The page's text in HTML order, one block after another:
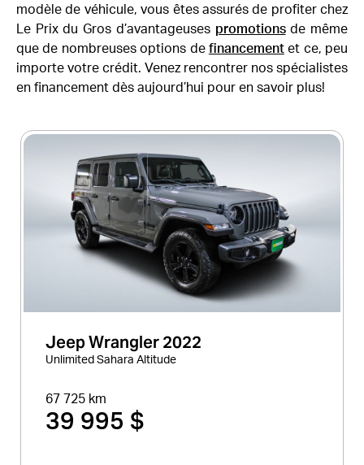
modèle de véhicule, vous êtes assurés de profiter chez
Le Prix du Gros d’avantageuses promotionsde même
que de nombreuses options de financementet ce, peu
importe votre crédit. Venez rencontrer nos spécialistes
en financement dès aujourd’hui pour en savoir plus!
Jeep Wrangler 2022
Unlimited Sahara Altitude
67 725 km
39 995 $